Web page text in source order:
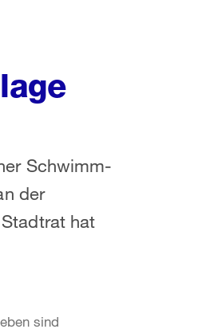
Schwimm-
der
hat
sind